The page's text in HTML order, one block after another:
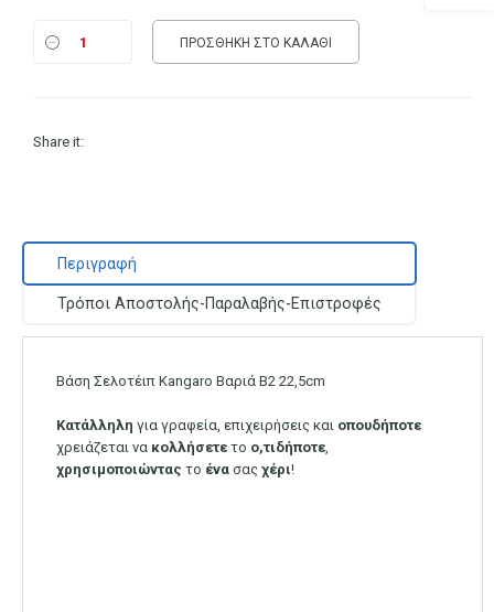
6.90 €.
ΠΡΟΣΘΉΚΗ ΣΤΟ ΚΑΛΆΘΙ
Share it:
Περιγραφή
Τρόποι Αποστολής-Παραλαβής-Επιστροφές
Βάση Σελοτέιπ Kangaro Βαριά Β2 22,5cm
Κατάλληλη για γραφεία, επιχειρήσεις και οπουδήποτε
χρειάζεται να κολλήσετε το ο,τιδήποτε,
χρησιμοποιώντας το ένα σας χέρι!